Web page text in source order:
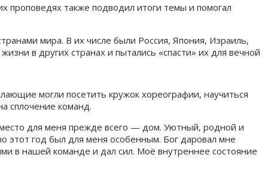
проповедях также подводил итоги темы и помогал
мира. В их числе были Россия, Япония, Израиль,
в других странах и пытались «спасти» их для вечной
могли посетить кружок хореографии, научиться
сплочение команд.
место для меня прежде всего — дом. Уютный, родной и
этот год был для меня особенным. Бог даровал мне
в нашей команде и дал сил. Моё внутреннее состояние